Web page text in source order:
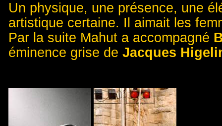
Un physique, une présence, une
artistique certaine. Il aimait les
Par la suite Mahut a accompagné
éminence grise de Jacques